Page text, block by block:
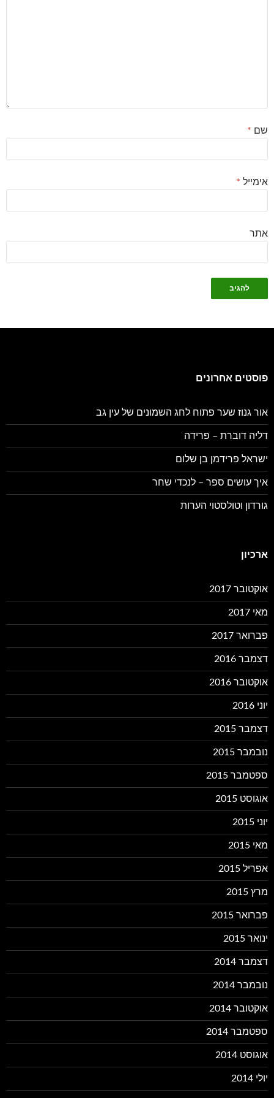
שם *
אימייל *
אתר
פוסטים אחרונים
אור גנוז שער פתוח לחג השמונים של עין גב
דליה דוברת – פרידה
ישראל פרידמן בן שלום
איך עושים ספר – לנכדי שחר
גורדון וטולסטוי הערות
ארכיון
אוקטובר 2017
מאי 2017
פברואר 2017
דצמבר 2016
אוקטובר 2016
יוני 2016
דצמבר 2015
נובמבר 2015
ספטמבר 2015
אוגוסט 2015
יוני 2015
מאי 2015
אפריל 2015
מרץ 2015
פברואר 2015
ינואר 2015
דצמבר 2014
נובמבר 2014
אוקטובר 2014
ספטמבר 2014
אוגוסט 2014
יולי 2014